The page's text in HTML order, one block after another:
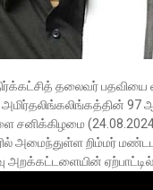
தலைவர் பதவியை
97
சனிக்கிழமை
அமைந்துள்ள றிம்மர்
அறக்கட்டளையின்